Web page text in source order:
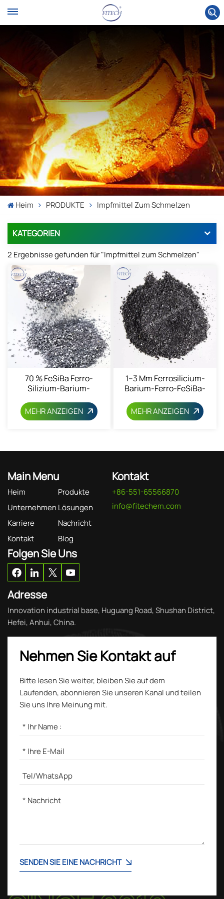
Heim PRODUKTE Impfmittel Zum Schmelzen
KATEGORIEN
2 Ergebnisse gefunden für "Impfmittel zum Schmelzen"
70 % FeSiBa Ferro-
Silizium-Barium-
MEHR ANZEIGEN
1–3 Mm Ferrosilicium-
Barium-Ferro-FeSiBa-
MEHR ANZEIGEN
Main Menu
Heim
Produkte
Unternehmen Lösungen
Karriere
Nachricht
Kontakt
Blog
Kontakt
+86-551-65566870
info@fitechem.com
Folgen Sie Uns
Adresse
Innovation industrial base, Huguang Road, Shushan District,
Hefei, Anhui, China.
Nehmen Sie Kontakt auf
Bitte lesen Sie weiter, bleiben Sie auf dem
Laufenden, abonnieren Sie unseren Kanal und teilen
Sie uns Ihre Meinung mit.
SENDEN SIE EINE NACHRICHT